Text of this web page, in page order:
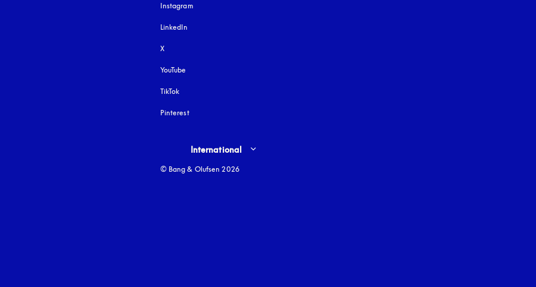
Instagram
LinkedIn
X
YouTube
TikTok
Pinterest
Select country and language
International
© Bang & Olufsen 2026